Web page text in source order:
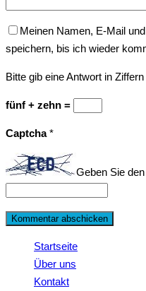
Meinen Namen, E-Mail
speichern, bis ich wieder
Bitte gib eine Antwort in Ziffern
fünf + zehn =
Captcha*
Geben Sie
Startseite
Über uns
Kontakt